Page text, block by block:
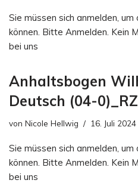
Sie müssen sich anmelden,
können. Bitte Anmelden. Kein
bei uns
Anhaltsbogen
Deutsch (04-
von Nicole Hellwig 16. Juli 2024
Sie müssen sich anmelden,
können. Bitte Anmelden. Kein
bei uns